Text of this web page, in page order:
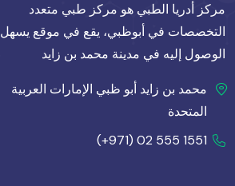
مركز أدريا الطبي هو مركز طبي متعدد
التخصصات في أبوظبي، يقع في موقع يسهل
الوصول إليه في مدينة محمد بن زايد
محمد بن زايد أبو ظبي الإمارات العربية
المتحدة
(+971) 02 555 1551